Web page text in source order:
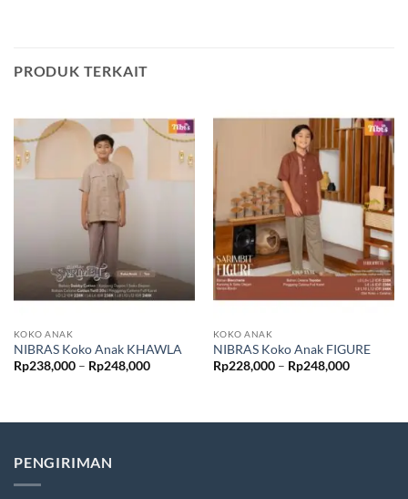
PRODUK TERKAIT
KOKO ANAK
NIBRAS Koko Anak KHAWLA
Rp238,000 – Rp248,000Rentang
KOKO ANAK
NIBRAS Koko Anak FIGURE
Rp228,000 – Rp248,000Rentang
PENGIRIMAN